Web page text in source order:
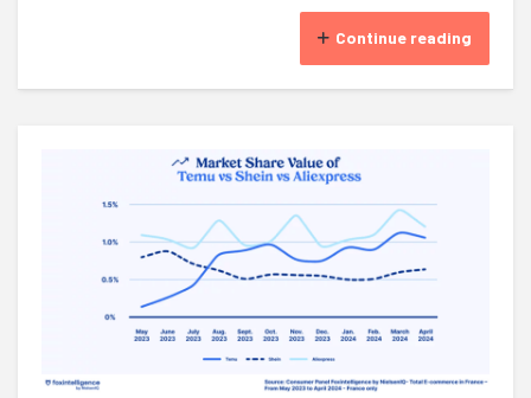
Continue reading